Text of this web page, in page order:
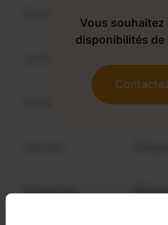
Dimanche
Vous souhaitez
disponibilités de